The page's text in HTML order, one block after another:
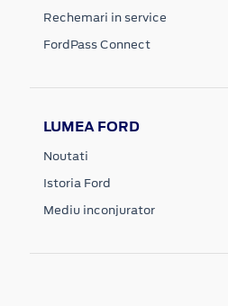
Rechemari in service
FordPass Connect
LUMEA FORD
Noutati
Istoria Ford
Mediu inconjurator